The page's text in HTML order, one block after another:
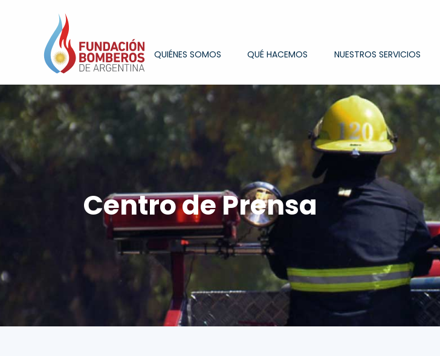
QUIÉNES SOMOS QUÉ HACEMOS NUESTROS SERVICIOS
Centro de Prensa